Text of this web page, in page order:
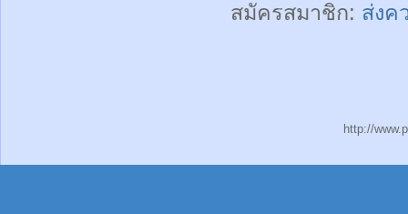
สมัครสมาชิก: ส่งค
http://